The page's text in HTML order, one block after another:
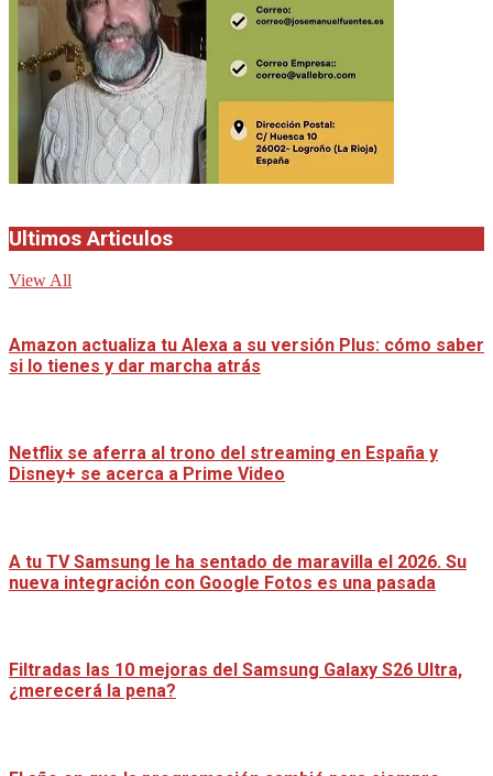
Ultimos Articulos
View All
Amazon actualiza tu Alexa a su versión Plus: cómo saber
si lo tienes y dar marcha atrás
Netflix se aferra al trono del streaming en España y
Disney+ se acerca a Prime Video
A tu TV Samsung le ha sentado de maravilla el 2026. Su
nueva integración con Google Fotos es una pasada
Filtradas las 10 mejoras del Samsung Galaxy S26 Ultra,
¿merecerá la pena?